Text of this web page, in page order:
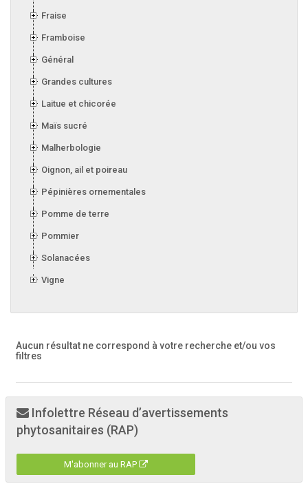
Fraise
Framboise
Général
Grandes cultures
Laitue et chicorée
Maïs sucré
Malherbologie
Oignon, ail et poireau
Pépinières ornementales
Pomme de terre
Pommier
Solanacées
Vigne
Aucun résultat ne correspond à votre recherche et/ou vos
filtres
Infolettre Réseau d’avertissements
phytosanitaires (RAP)
M'abonner au RAP